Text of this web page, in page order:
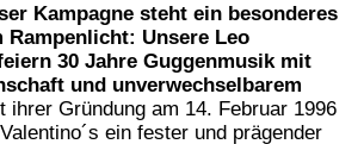
Kampagne steht ein besonderes
Rampenlicht: Unsere Leo
30 Jahre Guggenmusik mit
und unverwechselbarem
ihrer Gründung am 14. Februar 1996
ein fester und prägender